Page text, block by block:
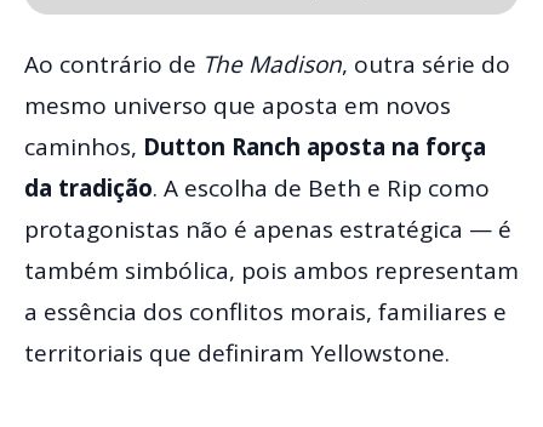
Ao contrário de The Madison, outra série do
mesmo universo que aposta em novos
caminhos, Dutton Ranch aposta na força
da tradição. A escolha de Beth e Rip como
protagonistas não é apenas estratégica — é
também simbólica, pois ambos representam
a essência dos conflitos morais, familiares e
territoriais que definiram Yellowstone.